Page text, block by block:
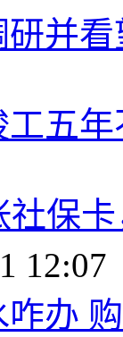
并
五
社保
12:07
办